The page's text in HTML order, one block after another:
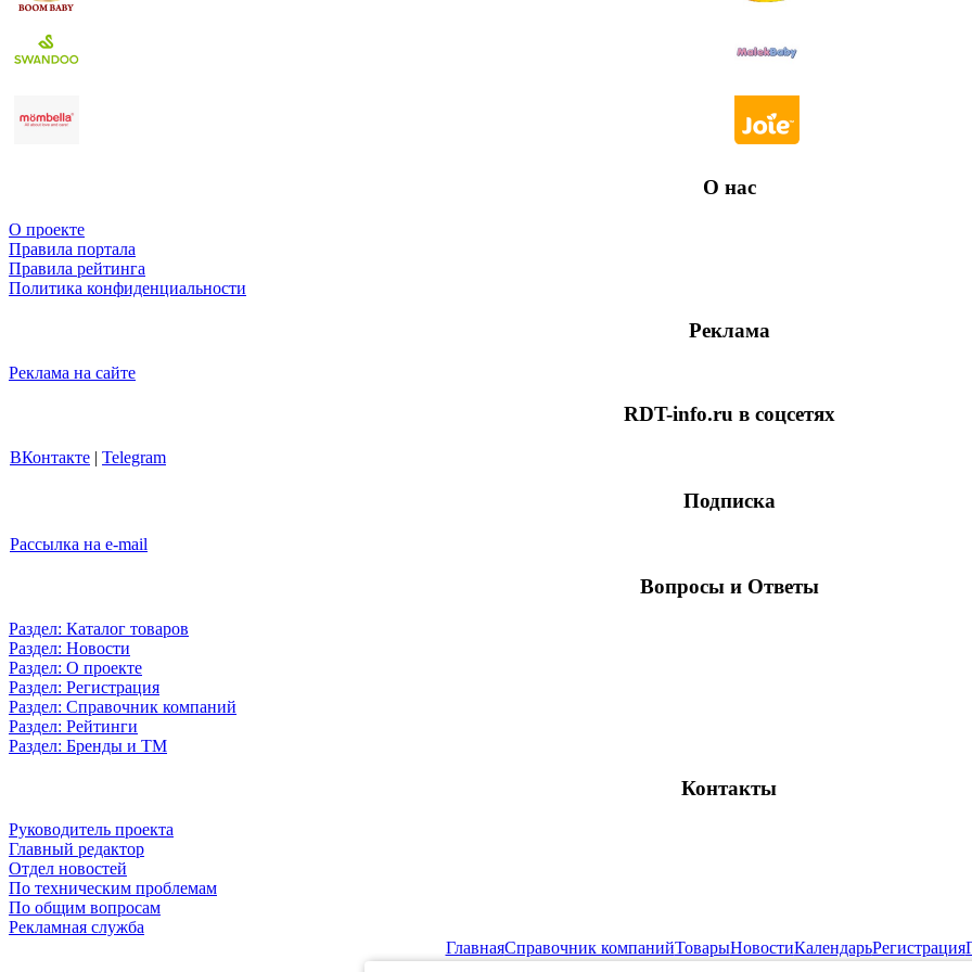
О нас
О проекте
Правила портала
Правила рейтинга
Политика конфиденциальности
Реклама
Реклама на сайте
RDT-info.ru в соцсетях
ВКонтакте | Telegram
Подписка
Рассылка на e-mail
Вопросы и Ответы
Раздел: Каталог товаров
Раздел: Новости
Раздел: О проекте
Раздел: Регистрация
Раздел: Справочник компаний
Раздел: Рейтинги
Раздел: Бренды и ТМ
Контакты
Руководитель проекта
Главный редактор
Отдел новостей
По техническим проблемам
По общим вопросам
Рекламная служба
ГлавнаяСправочник компанийТоварыНовостиКалендарьРегистрация